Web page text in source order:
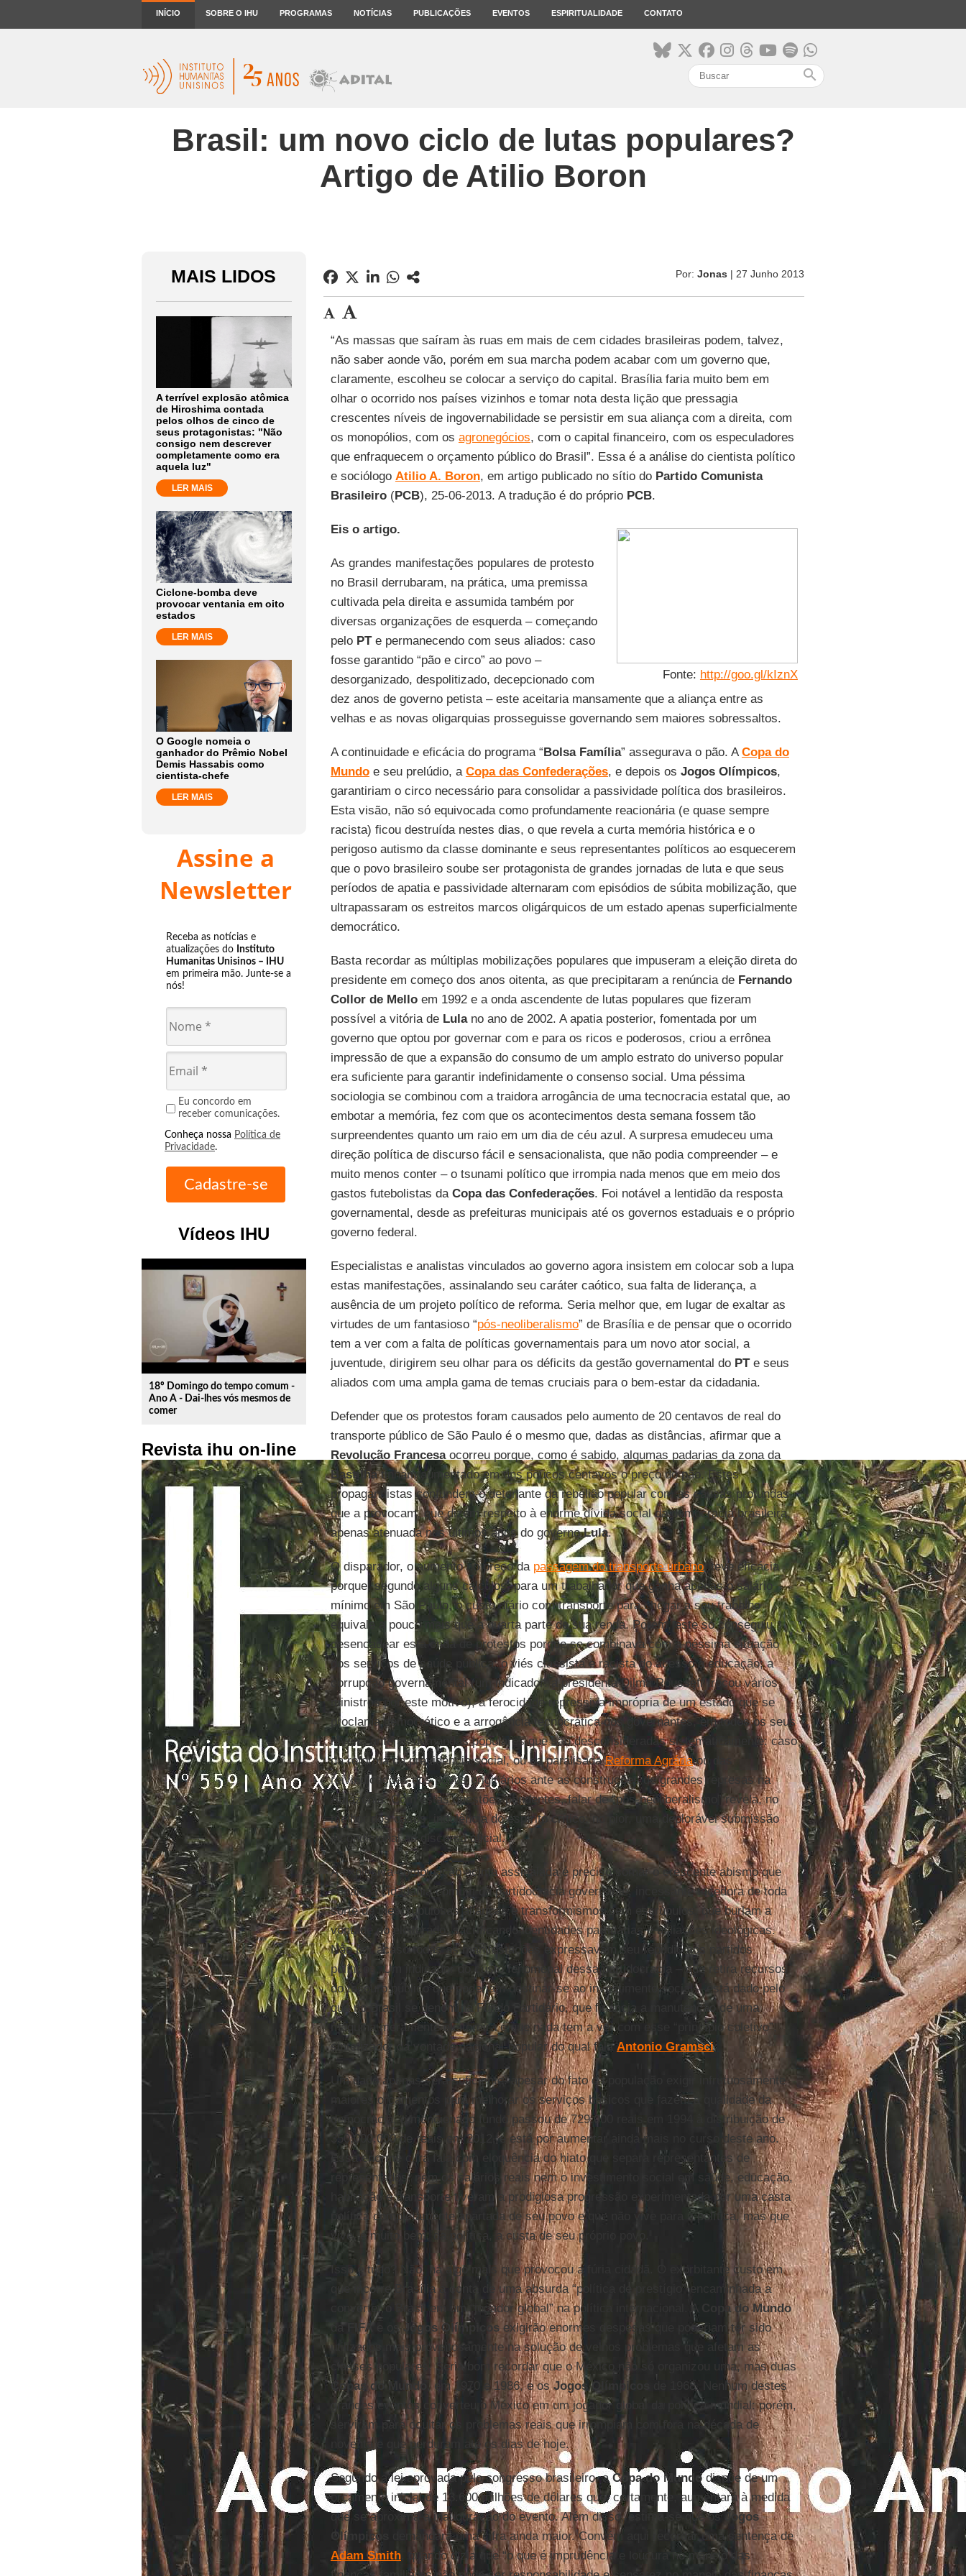
INÍCIO SOBRE O IHU PROGRAMAS NOTÍCIAS PUBLICAÇÕES EVENTOS ESPIRITUALIDADE CONTATO
search
Brasil: um novo ciclo de lutas populares?
Artigo de Atilio Boron
MAIS LIDOS
A terrível explosão atômica
de Hiroshima contada
pelos olhos de cinco de
seus protagonistas: "Não
consigo nem descrever
completamente como era
aquela luz"
LER MAIS
Ciclone-bomba deve
provocar ventania em oito
estados
LER MAIS
O Google nomeia o
ganhador do Prêmio Nobel
Demis Hassabis como
cientista-chefe
LER MAIS
Assine a
Newsletter
Receba as notícias e
atualizações do Instituto
Humanitas Unisinos – IHU
em primeira mão. Junte-se a
nós!
Eu concordo em
receber comunicações.
Conheça nossa Política de
Privacidade.
Vídeos IHU
play_circle_outline
18º Domingo do tempo comum -
Ano A - Dai-lhes vós mesmos de
comer
Revista ihu on-line
Por: Jonas | 27 Junho 2013
“As massas que saíram às ruas em mais de cem cidades brasileiras podem, talvez,
não saber aonde vão, porém em sua marcha podem acabar com um governo que,
claramente, escolheu se colocar a serviço do capital. Brasília faria muito bem em
olhar o ocorrido nos países vizinhos e tomar nota desta lição que pressagia
crescentes níveis de ingovernabilidade se persistir em sua aliança com a direita, com
os monopólios, com os agronegócios, com o capital financeiro, com os especuladores
que enfraquecem o orçamento público do Brasil”. Essa é a análise do cientista político
e sociólogo Atilio A. Boron, em artigo publicado no sítio do Partido Comunista
Brasileiro(PCB), 25-06-2013. A tradução é do próprio PCB.
Fonte: http://goo.gl/kIznX
Eis o artigo.
As grandes manifestações populares de protesto
no Brasil derrubaram, na prática, uma premissa
cultivada pela direita e assumida também por
diversas organizações de esquerda – começando
pelo PTe permanecendo com seus aliados: caso
fosse garantido “pão e circo” ao povo –
desorganizado, despolitizado, decepcionado com
dez anos de governo petista – este aceitaria mansamente que a aliança entre as
velhas e as novas oligarquias prosseguisse governando sem maiores sobressaltos.
A continuidade e eficácia do programa “Bolsa Família” assegurava o pão. ACopa do
Mundoe seu prelúdio, a Copa das Confederações, e depois os Jogos Olímpicos,
garantiriam o circo necessário para consolidar a passividade política dos brasileiros.
Esta visão, não só equivocada como profundamente reacionária (e quase sempre
racista) ficou destruída nestes dias, o que revela a curta memória histórica e o
perigoso autismo da classe dominante e seus representantes políticos ao esquecerem
que o povo brasileiro soube ser protagonista de grandes jornadas de luta e que seus
períodos de apatia e passividade alternaram com episódios de súbita mobilização, que
ultrapassaram os estreitos marcos oligárquicos de um estado apenas superficialmente
democrático.
Basta recordar as múltiplas mobilizações populares que impuseram a eleição direta do
presidente em começo dos anos oitenta, as que precipitaram a renúncia de Fernando
Collor de Melloem 1992 e a onda ascendente de lutas populares que fizeram
possível a vitória de Lulano ano de 2002. A apatia posterior, fomentada por um
governo que optou por governar com e para os ricos e poderosos, criou a errônea
impressão de que a expansão do consumo de um amplo estrato do universo popular
era suficiente para garantir indefinidamente o consenso social. Uma péssima
sociologia se combinou com a traidora arrogância de uma tecnocracia estatal que, ao
embotar a memória, fez com que os acontecimentos desta semana fossem tão
surpreendentes quanto um raio em um dia de céu azul. A surpresa emudeceu uma
direção política de discurso fácil e sensacionalista, que não podia compreender – e
muito menos conter – o tsunami político que irrompia nada menos que em meio dos
gastos futebolistas da Copa das Confederações. Foi notável a lentidão da resposta
governamental, desde as prefeituras municipais até os governos estaduais e o próprio
governo federal.
Especialistas e analistas vinculados ao governo agora insistem em colocar sob a lupa
estas manifestações, assinalando seu caráter caótico, sua falta de liderança, a
ausência de um projeto político de reforma. Seria melhor que, em lugar de exaltar as
virtudes de um fantasioso “pós-neoliberalismo” de Brasília e de pensar que o ocorrido
tem a ver com a falta de políticas governamentais para um novo ator social, a
juventude, dirigirem seu olhar para os déficits da gestão governamental do PTe seus
aliados com uma ampla gama de temas cruciais para o bem-estar da cidadania.
Defender que os protestos foram causados pelo aumento de 20 centavos de real do
transporte público de São Paulo é o mesmo que, dadas as distâncias, afirmar que a
Revolução Francesaocorreu porque, como é sabido, algumas padarias da zona da
Bastilhatinham aumentado em uns poucos centavos o preço do pão. Estes
propagandistas confundem o detonante da rebelião popular com as causas profundas
que a provocam, que dizem respeito à enorme dívida social da democracia brasileira,
apenas atenuada nos últimos anos do governoLula.
O disparador, o aumento no preço da passagem do transporte urbano, teve eficácia
porque, segundo alguns cálculos, para um trabalhador que ganha apenas o salário
mínimo em São Paulo, o custo diário com transporte para chegar a seu trabalho
equivale a pouco mais que a quarta parte de sua renda. Porém, este só conseguiu
desencadear esta onda de protestos porque se combinava com a péssima situação
dos serviços de saúde pública; o viés classista e racista do acesso à educação; a
corrupção governamental (um indicador: a presidenta Dilma Rousseff trocou vários
ministros por este motivo), a ferocidade repressiva imprópria de um estado que se
proclama democrático e a arrogância tecnocrática dos governantes, em todos os seus
níveis, ante as demandas populares que são desconsideradas sistematicamente: caso
da reforma da previdência social, ou da paralisadaReforma Agráriaou das
reivindicações dos povos originários ante as construções de grandes represas na
Amazônia. Com estas questões pendentes, falar de “pós-neoliberalismo” revela, no
melhor dos casos, indolência do espírito crítico; no pior, uma deplorável submissão
incondicional ao discurso oficial.
À explosiva combinação acima assinalada é preciso somar o crescente abismo que
separa a cidadania comum da partidocracia governante, incessante tecedora de toda
sorte de inescrupulosas alianças e transformismos sem escrúpulos, que burlam a
vontade do eleitorado, sacrificando identidades partidárias e afiliações ideológicas.
Não por acaso todas as manifestações expressavam seu repúdio aos partidos
políticos. Um indicador do custo fenomenal dessa partidocracia – que retira recursos
do tesouro público que poderiam destinar-se ao investimento social – está dado pelo
que no Brasil se denomina Fundo Partidário, que financia a manutenção de uma
máquina meramente eleitoreira e que nada tem a ver com esse “princípio coletivo”,
sintetizador da vontade nacional-popular do qual falaAntonio Gramsci.
Um dado apenas será suficiente: apesar do fato da população exigir infrutuosamente
maiores orçamentos para melhorar os serviços básicos que fazem a qualidade da
democracia, o mencionado fundo passou de 729.000 reais em 1994 à distribuição de
350.000.000 de reais em 2012, e está por aumentar ainda mais no curso deste ano.
Essa enorme cifra fala com eloquência do hiato que separa representantes de
representados: nem os salários reais nem o investimento social em saúde, educação,
habitação e transporte tiveram a prodigiosa progressão experimentada por uma casta
política completamente apartada de seu povo e que não vive para a política, mas que
vive, e muito bem, da política, a custa de seu próprio povo.
Isso é tudo? Não, há algo mais que provocou a fúria cidadã. O exorbitante custo em
que incorre Brasília a conta de uma absurda “política de prestígio” encaminhada a
converter o Brasil em um “jogador global” na política internacional. A
Copa do Mundo
da
FIFA e os Jogos Olímpicosexigirão enormes despesas que poderiam ter sido
utilizados mais proveitosamente na solução de velhos problemas que afetam as
classes populares. Seria bom recordar que o México não só organizou uma, mas duas
Copas do Mundo , em 1970 e 1986, e osJogos Olímpicos
de 1968. Nenhum destes
grandes eventos converteu o México em um jogador global da política mundial: porém,
serviram para ocultar os problemas reais que irrompiam com fora na década de
noventa e que perduram até os dias de hoje.
Segundo a lei aprovada pelo congresso brasileiro, aCopa do Mundodispõe de um
orçamento inicial de 13.600 milhões de dólares que, certamente, aumentará à medida
que se aproxima a inauguração do evento. Além disso, estima-se que os Jogos
Olímpicos
demandará uma cifra ainda maior. Convém aqui recordar uma sentença de
Adam Smith, quando dizia que “o que é imprudência e loucura no manejo das